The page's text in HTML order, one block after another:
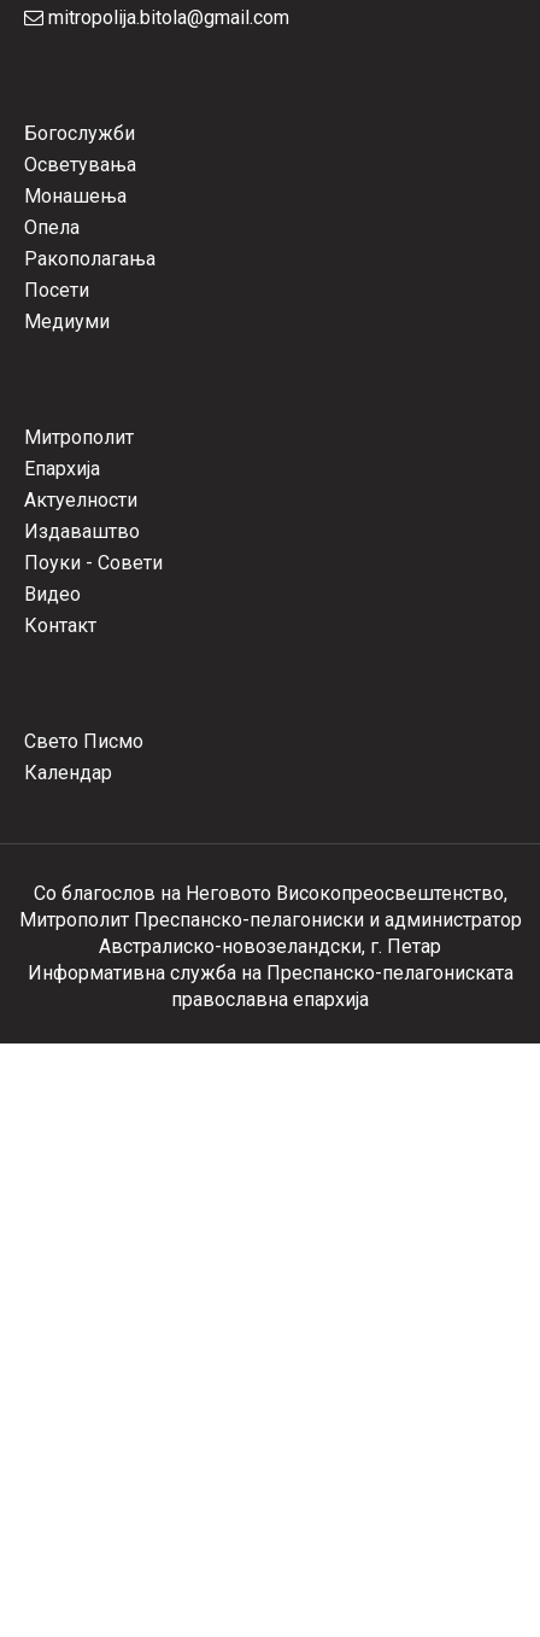
mitropolija.bitola@gmail.com
Богослужби
Осветувања
Монашења
Опела
Ракополагања
Посети
Медиуми
Митрополит
Епархија
Актуелности
Издаваштво
Поуки - Совети
Видео
Контакт
Свето Писмо
Календар
Со благослов на Неговото Високопреосвештенство,
Митрополит Преспанско-пелагониски и администратор
Австралиско-новозеландски, г. Петар
Информативна служба на Преспанско-пелагониската
православна епархија